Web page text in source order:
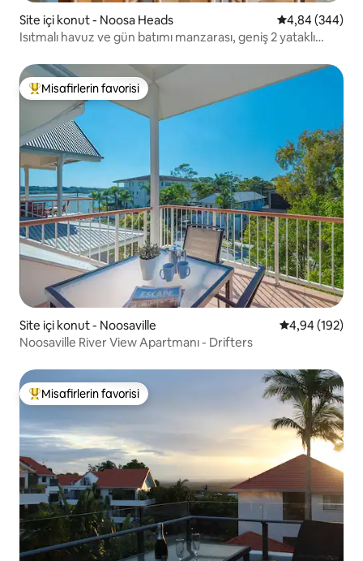
Site içi konut - Noosa Heads 5 üzerinden
4,84 (344)
Isıtmalı havuz ve gün batımı manzarası, geniş 2 yataklı
Misafirlerin favorilerinden en beğenilenler arasında
Misafirlerin favorisi
Site içi konut - Noosaville 5 üzerinden
4,94 (192)
Noosaville River View Apartmanı - Drifters
Misafirlerin favorilerinden en beğenilenler arasında
Misafirlerin favorisi